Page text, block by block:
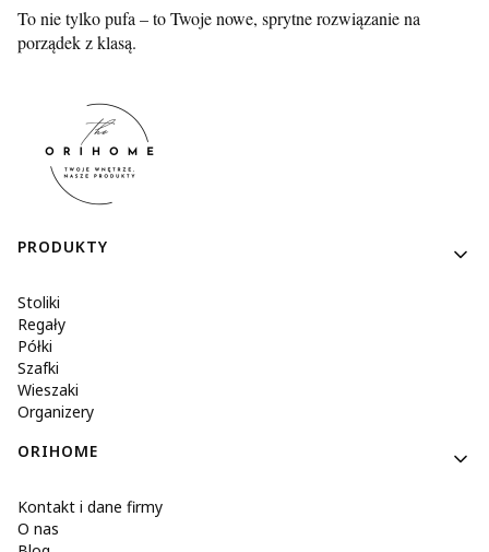
To nie tylko pufa – to Twoje nowe, sprytne rozwiązanie na
porządek z klasą.
Linki w stopce
PRODUKTY
Stoliki
Regały
Półki
Szafki
Wieszaki
Organizery
ORIHOME
Kontakt i dane firmy
O nas